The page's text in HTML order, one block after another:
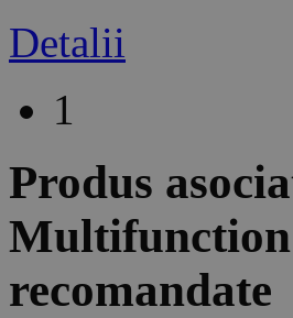
Detalii
1
Produs
recomandate